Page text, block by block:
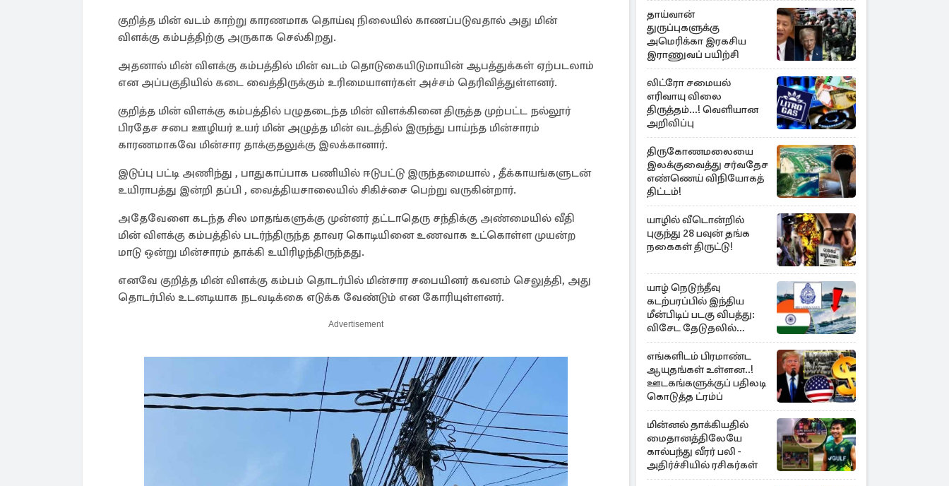
குறித்த மின் வடம் காற்று காரணமாக தொய்வு நிலையில் காணப்படுவதால் அது மின்
விளக்கு கம்பத்திற்கு அருகாக செல்கிறது.
அதனால் மின் விளக்கு கம்பத்தில் மின் வடம் தொடுகையிடுமாயின் ஆபத்துக்கள் ஏற்படலாம்
என அப்பகுதியில் கடை வைத்திருக்கும் உரிமையாளர்கள் அச்சம் தெரிவித்துள்ளனர்.
குறித்த மின் விளக்கு கம்பத்தில் பழுதடைந்த மின் விளக்கினை திருத்த முற்பட்ட நல்லூர்
பிரதேச சபை ஊழியர் உயர் மின் அழுத்த மின் வடத்தில் இருந்து பாய்ந்த மின்சாரம்
காரணமாகவே மின்சார தாக்குதலுக்கு இலக்கானார்.
இடுப்பு பட்டி அணிந்து , பாதுகாப்பாக பணியில் ஈடுபட்டு இருந்தமையால் , தீக்காயங்களுடன்
உயிராபத்து இன்றி தப்பி , வைத்தியசாலையில் சிகிச்சை பெற்று வருகின்றார்.
அதேவேளை கடந்த சில மாதங்களுக்கு முன்னர் தட்டாதெரு சந்திக்கு அண்மையில் வீதி
மின் விளக்கு கம்பத்தில் படர்ந்திருந்த தாவர கொடியினை உணவாக உட்கொள்ள முயன்ற
மாடு ஒன்று மின்சாரம் தாக்கி உயிரிழந்திருந்தது.
எனவே குறித்த மின் விளக்கு கம்பம் தொடர்பில் மின்சார சபையினர் கவனம் செலுத்தி, அது
தொடர்பில் உடனடியாக நடவடிக்கை எடுக்க வேண்டும் என கோரியுள்ளனர்.
Advertisement
தாய்வான்
துருப்புகளுக்கு
அமெரிக்கா இரகசிய
இராணுவப் பயிற்சி
லிட்ரோ சமையல்
எரிவாயு விலை
திருத்தம்...! வெளியான
அறிவிப்பு
திருகோணமலையை
இலக்குவைத்து சர்வதேச
எண்ணெய் விநியோகத்
திட்டம்!
யாழில் வீடொன்றில்
புகுந்து 28 பவுன் தங்க
நகைகள் திருட்டு!
யாழ் நெடுந்தீவு
கடற்பரப்பில் இந்திய
மீன்பிடிப் படகு விபத்து:
விசேட தேடுதலில்
இலங்கை கடற்படை
எங்களிடம் பிரமாண்ட
ஆயுதங்கள் உள்ளன..!
ஊடகங்களுக்குப் பதிலடி
கொடுத்த ட்ரம்ப்
மின்னல் தாக்கியதில்
மைதானத்திலேயே
கால்பந்து வீரர் பலி -
அதிர்ச்சியில் ரசிகர்கள்